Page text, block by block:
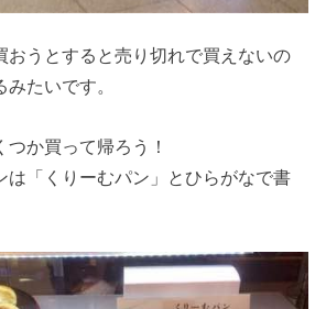
おうとすると売り切れで買えないの
たいです。
か買って帰ろう！
は「くりーむパン」とひらがなで書